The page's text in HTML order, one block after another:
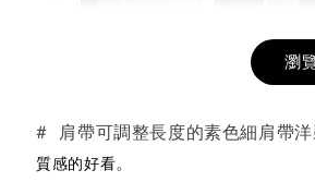
NT$ 190
NT$ 450
- +NT$
瀏
# 肩帶可調整長度的素色細肩帶洋
質感的好看。